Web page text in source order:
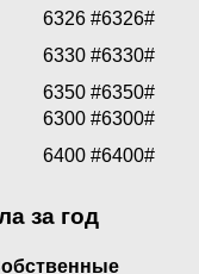
6326 #6326#
6330 #6330#
6350 #6350#
6300 #6300#
6400 #6400#
за год